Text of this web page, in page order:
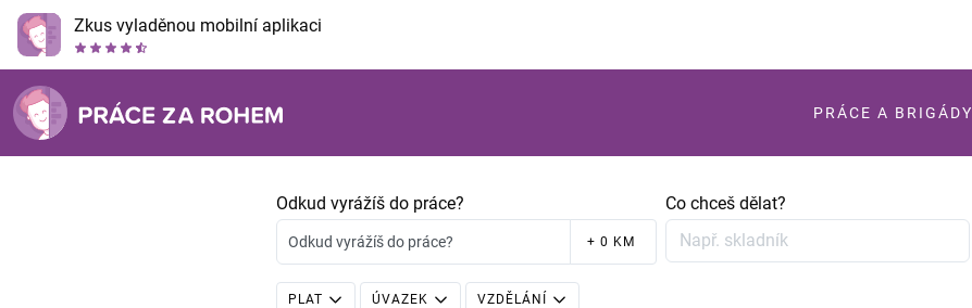
Zkus vyladěnou mobilní aplikaci
PRÁCE A BRIGÁDY
Odkud vyrážíš do práce?
Odkud vyrážíš do práce? + 0 KM
Co chceš dělat?
PLAT ÚVAZEK VZDĚLÁNÍ